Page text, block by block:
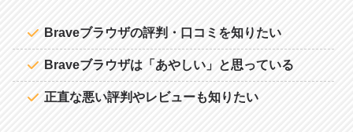
Braveブラウザの評判・口コミを知りたい
Braveブラウザは「あやしい」と思っている
正直な悪い評判やレビューも知りたい